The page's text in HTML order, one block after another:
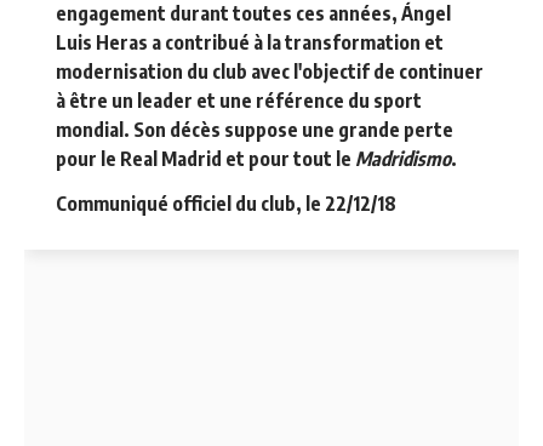
engagement durant toutes ces années, Ángel
Luis Heras a contribué à la transformation et
modernisation du club avec l'objectif de continuer
à être un leader et une référence du sport
mondial. Son décès suppose une grande perte
pour le Real Madrid et pour tout le Madridismo.
Communiqué officiel du club, le 22/12/18